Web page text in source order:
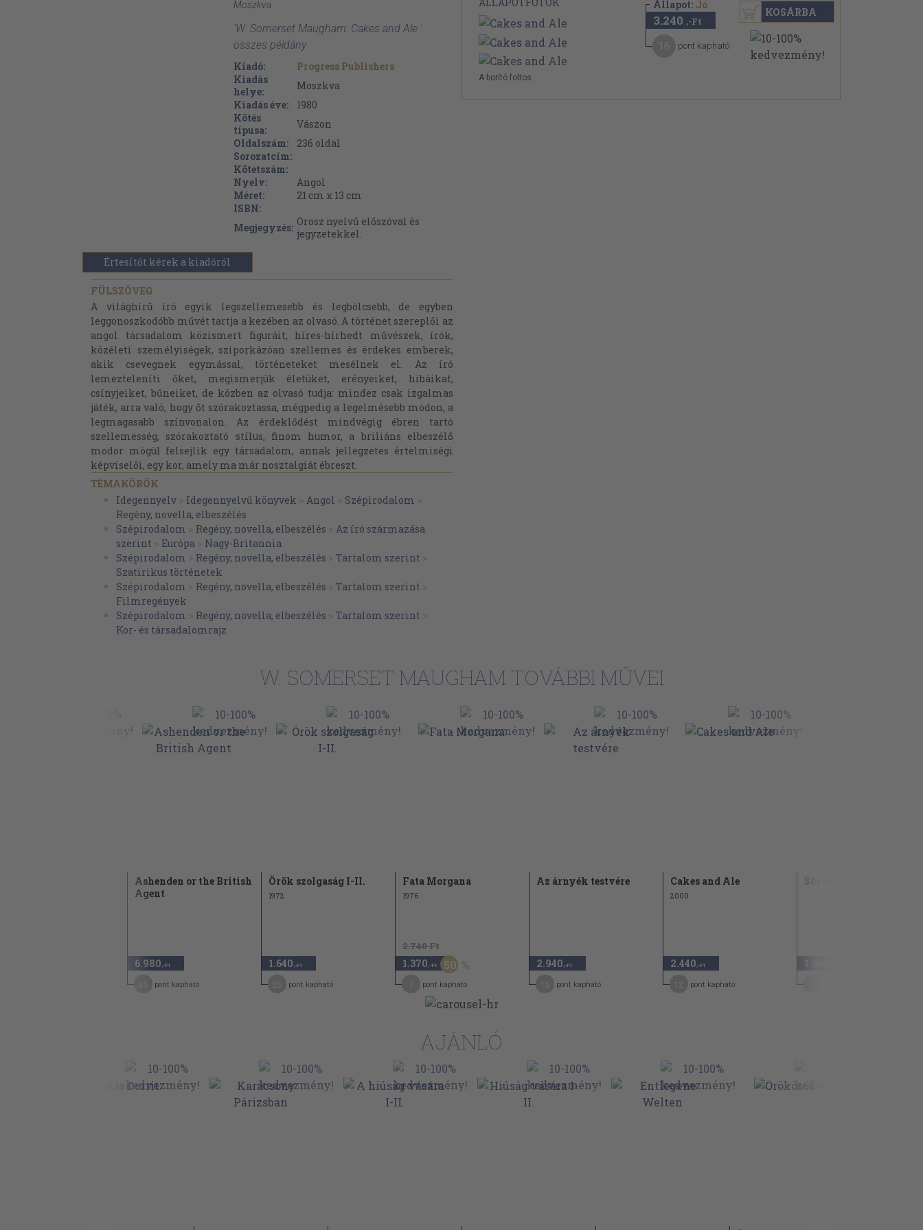
Moszkva
'W. Somerset Maugham: Cakes and Ale '
összes példány
Kiadó:
Progress Publishers
Kiadás
helye:
Moszkva
Kiadás éve:
1980
Kötés
típusa:
Vászon
Oldalszám:
236 oldal
Sorozatcím:
Kötetszám:
Nyelv:
Angol
Méret:
21 cm x 13 cm
ISBN:
Megjegyzés: Orosz nyelvű előszóval és
jegyzetekkel.
Értesítőt kérek a kiadóról
FÜLSZÖVEG
A világhírű író egyik legszellemesebb és legbölcsebb, de egyben
leggonoszkodóbb művét tartja a kezében az olvasó. A történet szereplői az
angol társadalom közismert figuráit, híres-hírhedt művészek, írók,
közéleti személyiségek, sziporkázóan szellemes és érdekes emberek,
akik csevegnek egymással, történeteket mesélnek el. Az író
lemezteleníti őket, megismerjük életüket, erényeiket, hibáikat,
csínyjeiket, bűneiket, de közben az olvasó tudja: mindez csak izgalmas
játék, arra való, hogy őt szórakoztassa, mégpedig a legelmésebb módon, a
legmagasabb színvonalon. Az érdeklődést mindvégig ébren tartó
szellemesség, szórakoztató stílus, finom humor, a briliáns elbeszélő
modor mögül felsejlik egy társadalom, annak jellegzetes értelmiségi
képviselői, egy kor, amely ma már nosztalgiát ébreszt.
TÉMAKÖRÖK
Idegennyelv > Idegennyelvű könyvek > Angol > Szépirodalom >
Regény, novella, elbeszélés
Szépirodalom > Regény, novella, elbeszélés > Az író származása
szerint > Európa > Nagy-Britannia
Szépirodalom > Regény, novella, elbeszélés > Tartalom szerint >
Szatirikus történetek
Szépirodalom > Regény, novella, elbeszélés > Tartalom szerint >
Filmregények
Szépirodalom > Regény, novella, elbeszélés > Tartalom szerint >
Kor- és társadalomrajz
A borító foltos.
Állapot: Jó
3.240 ,-Ft
pont kapható
KOSÁRBA
W. SOMERSET MAUGHAM TOVÁBBI MŰVEI
Ashenden or the British
Agent
6.980 ,-Ft
pont kapható
Örök szolgaság I-II.
1972
1.640 ,-Ft
pont kapható
Fata Morgana
1976
2.740 Ft
1.370 ,-Ft 50
pont kapható
Az árnyék testvére
2.940 ,-Ft
pont kapható
Cakes and Ale
2000
2.440 ,-Ft
pont kapható
Sör és perec
AJÁNLÓ